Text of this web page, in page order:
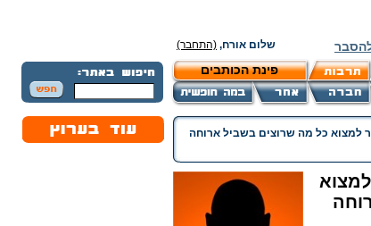
שלום אורח, (התחבר)
פינת הכותבים
למצוא כל מה שרוצים בשביל ארוחה